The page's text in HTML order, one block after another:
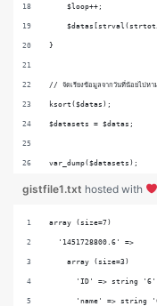
    $loop++;
}
// จัดเรียงข้อมูลจากวันที่น้อยไปหา
ksort($datas);
$datasets = $datas;
var_dump($datasets);
gistfile1.txt hosted with
array (size=7)
  '1451728800.6' =>
    array (size=3)
'ID' => string
'name' => string